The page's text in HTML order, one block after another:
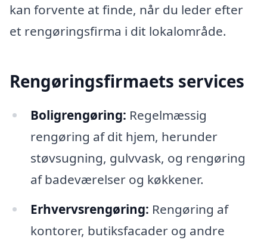
kan forvente at finde, når du leder efter
et rengøringsfirma i dit lokalområde.
Rengøringsfirmaets services
Boligrengøring: Regelmæssig
rengøring af dit hjem, herunder
støvsugning, gulvvask, og rengøring
af badeværelser og køkkener.
Erhvervsrengøring: Rengøring af
kontorer, butiksfacader og andre